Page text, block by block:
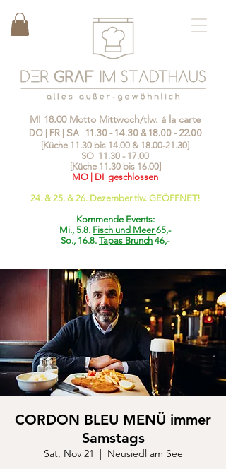
MI 18.00 Motto Mittwoch/tlw. á la carte
DO | FR | SA 11.30 - 14.30&18.00 - 22.00
[Küche 11.30 bis 14.00 & 18.00-21.30]
SO 11.30 - 17.00
[Küche 11.30 bis 16.00]
MO | DI geschlossen
24. & 25. & 26. Dezember tlw. GEÖFFNET!
Kommende Events:
Mi., 5.8. Fisch und Meer65,-
So., 16.8. Tapas Brunch 46,-
CORDON BLEU MENÜ immer
Samstags
Sat, Nov 21
  |
Neusiedl am See